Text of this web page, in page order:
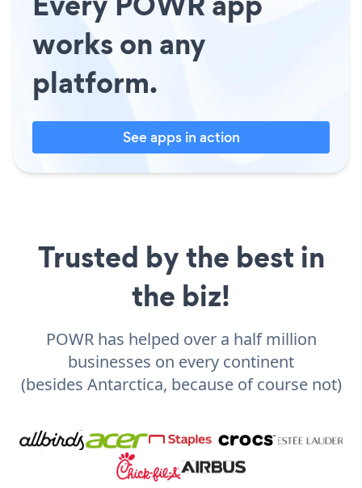
works on any
platform.
See apps in action
Trusted by the best in
the biz!
POWR has helped over a half million
businesses on every continent
(besides Antarctica, because of course not)